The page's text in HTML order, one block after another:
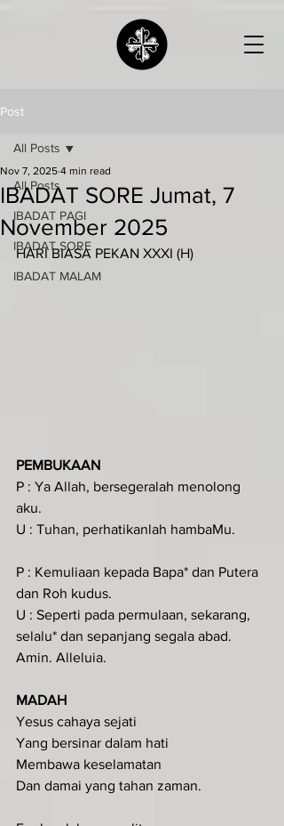
Post
All Posts
IBADAT PAGI
IBADAT SORE
IBADAT MALAM
All Posts
IBADAT SORE Jumat, 7
November 2025
Nov 7, 2025 4 min read
HARI BIASA PEKAN XXXI (H)
PEMBUKAAN
P : Ya Allah, bersegeralah menolong
aku.
U : Tuhan, perhatikanlah hambaMu.
P : Kemuliaan kepada Bapa* dan Putera
dan Roh kudus.
U : Seperti pada permulaan, sekarang,
selalu* dan sepanjang segala abad.
Amin. Alleluia.
MADAH
Yesus cahaya sejati
Yang bersinar dalam hati
Membawa keselamatan
Dan damai yang tahan zaman.